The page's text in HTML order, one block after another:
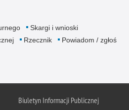
Skargi i wnioski
Rzecznik
Powiadom / zgłoś
Biuletyn Informacji Publicznej